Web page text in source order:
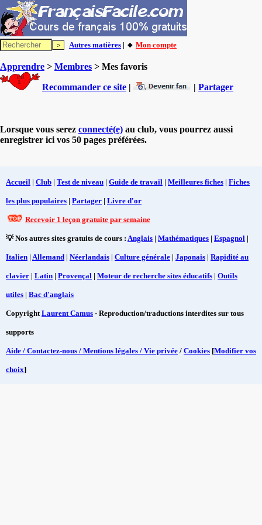
Autres matières | 🔸 Mon compte
Apprendre > Membres > Mes favoris
Recommander ce site | | Partager
Lorsque vous serez connecté(e) au club, vous pourrez aussi
enregistrer ici vos 50 pages préférées.
Accueil | Club | Test de niveau | Guide de travail | Meilleures fiches | Fiches
les plus populaires | Partager | Livre d'or
Recevoir 1 leçon gratuite par semaine
💡 Nos autres sites gratuits de cours : Anglais | Mathématiques | Espagnol |
Italien | Allemand | Néerlandais | Culture générale | Japonais | Rapidité au
clavier | Latin | Provençal | Moteur de recherche sites éducatifs | Outils
utiles | Bac d'anglais
CopyrightLaurent Camus - Reproduction/traductions interdites sur tous
supports
Aide / Contactez-nous / Mentions légales / Vie privée / Cookies [Modifier vos
choix]